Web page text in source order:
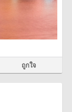
ถูกใจ